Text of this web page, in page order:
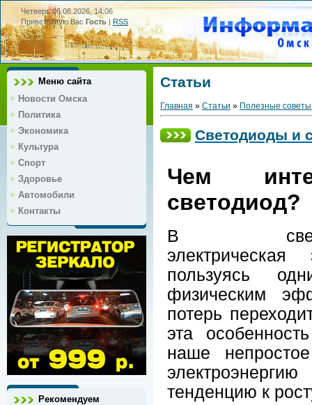
Четверг, 06.08.2026, 14:06
Приветствую Вас Гость|RSS
Меню сайта
Новости Омска
Политика
Экономика
Культура
Спорт
Здоровье
Автомобили
Контакты
Рекомендуем
Статьи
Главная » Статьи » Полезные
Светодиоды и
Чем
светодиод?
В
электрическая
пользуясь
физическим
потерь
эта
наше
тенденцию к